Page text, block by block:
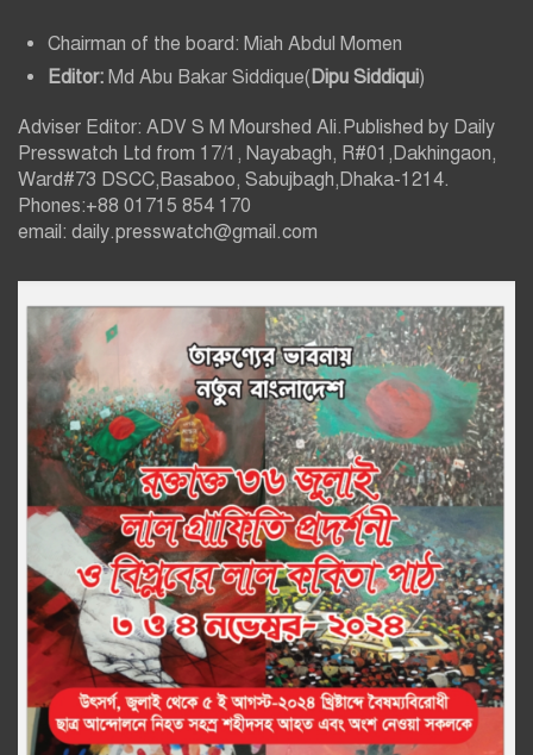
Chairman of the board: Miah Abdul Momen
Editor: Md Abu Bakar Siddique(Dipu Siddiqui)
Adviser Editor: ADV S M Mourshed Ali.Published by Daily
Presswatch Ltd from 17/1, Nayabagh, R#01,Dakhingaon,
Ward#73 DSCC,Basaboo, Sabujbagh,Dhaka-1214.
Phones:+88 01715 854 170
email: daily.presswatch@gmail.com